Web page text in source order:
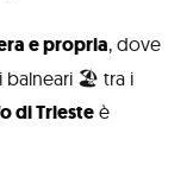
e propria, dove
balneari 🏖️ tra i
di Trieste è